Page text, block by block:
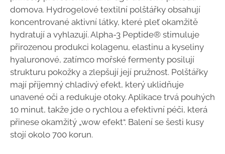
domova. Hydrogelové textilní polštářky obsahují
koncentrované aktivní látky, které pleť okamžitě
hydratují a vyhlazují. Alpha-3 Peptide® stimuluje
přirozenou produkci kolagenu, elastinu a kyseliny
hyaluronové, zatímco mořské fermenty posilují
strukturu pokožky a zlepšují její pružnost. Polštářky
mají příjemný chladivý efekt, který uklidňuje
unavené oči a redukuje otoky. Aplikace trvá pouhých
10 minut, takže jde o rychlou a efektivní péči, která
přinese okamžitý „wow efekt“. Balení se šesti kusy
stojí okolo 700 korun.